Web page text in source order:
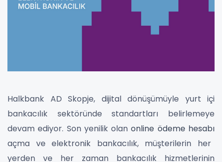
Halkbank AD Skopje, dijital dönüşümüyle yurt içi
bankacılık sektöründe standartları belirlemeye
devam ediyor. Son yenilik olanonline ödeme hesabı
açma ve elektronik bankacılık, müşterilerin her
yerden ve her zaman bankacılık hizmetlerinin